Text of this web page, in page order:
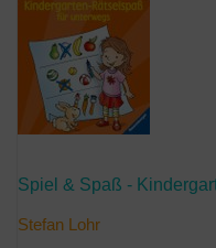
Stefan Lohr